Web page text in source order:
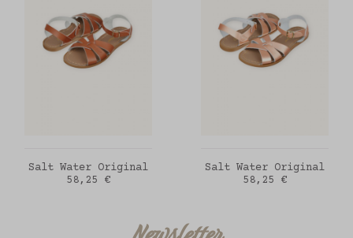
AJOUTER AU PANIER
Salt Water Original
Prix
58,25 €
AJOUTER AU PANIER
Salt Water Original
Prix
58,25 €